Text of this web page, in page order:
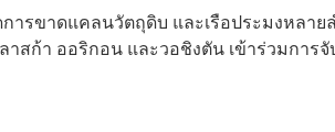
ารขาดแคลนวัตถุดิบ และเรือประมงหลาย
าสก้า ออริกอน และวอชิงตัน เข้าร่วมการ